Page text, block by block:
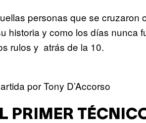
personas que se cruzaron
historia y como los días nunca
rulos y atrás de la 10.
por Tony D’Accorso
PRIMER